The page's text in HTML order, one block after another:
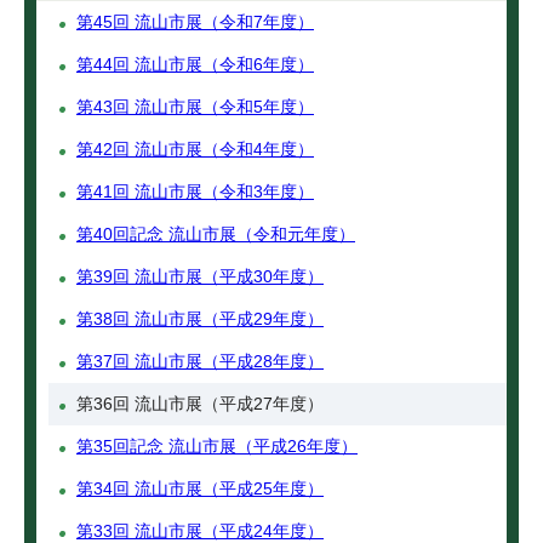
第45回 流山市展（令和7年度）
第44回 流山市展（令和6年度）
第43回 流山市展（令和5年度）
第42回 流山市展（令和4年度）
第41回 流山市展（令和3年度）
第40回記念 流山市展（令和元年度）
第39回 流山市展（平成30年度）
第38回 流山市展（平成29年度）
第37回 流山市展（平成28年度）
第36回 流山市展（平成27年度）
第35回記念 流山市展（平成26年度）
第34回 流山市展（平成25年度）
第33回 流山市展（平成24年度）